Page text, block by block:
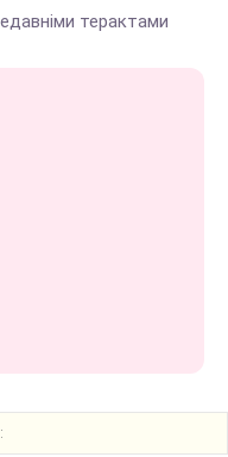
терактами